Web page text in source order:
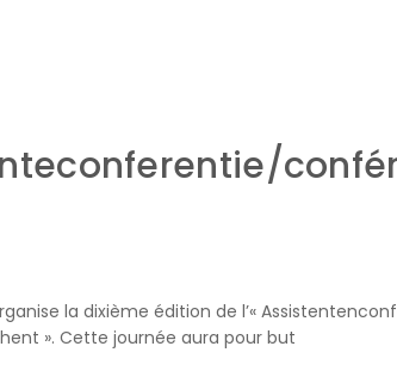
la dixième édition de l’«
». Cette journée aura pour but